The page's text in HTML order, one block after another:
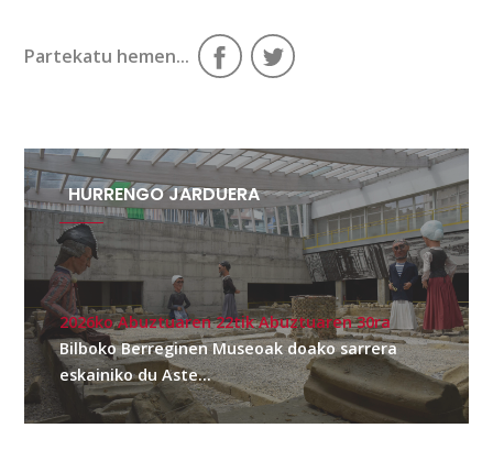
Partekatu hemen...
HURRENGO JARDUERA
2026ko Abuztuaren 22tik Abuztuaren 30ra
Bilboko Berreginen Museoak doako sarrera
eskainiko du Aste...